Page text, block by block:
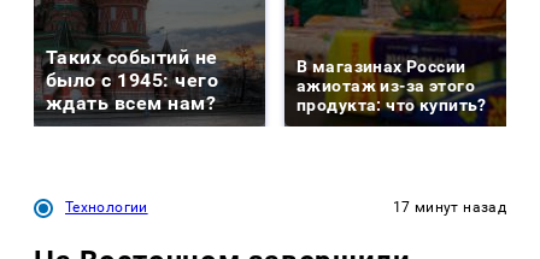
Таких событий не
было с 1945: чего
ждать всем нам?
В магазинах России
ажиотаж из-за этого
продукта: что купить?
Технологии 17 минут назад